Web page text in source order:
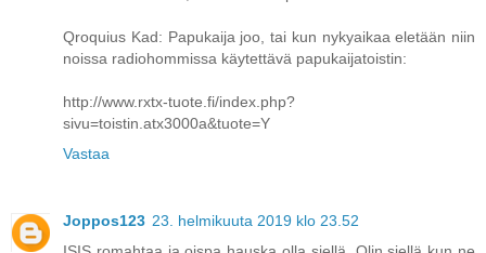
Qroquius Kad: Papukaija joo, tai kun nykyaikaa eletään niin
noissa radiohommissa käytettävä papukaijatoistin:
http://www.rxtx-tuote.fi/index.php?
sivu=toistin.atx3000a&tuote=Y
Vastaa
Joppos123 23. helmikuuta 2019 klo 23.52